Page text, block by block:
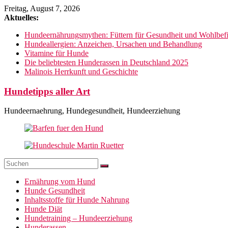
Zum
Inhalt
Freitag, August 7, 2026
Aktuelles:
Hundeernährungsmythen: Füttern für Gesundheit und
Hundeallergien: Anzeichen, Ursachen und Behandlung
Vitamine für Hunde
Die beliebtesten Hunderassen in Deutschland 2025
Malinois Herrkunft und Geschichte
Hundetipps aller Art
Hundeernaehrung, Hundegesundheit, Hundeerziehung
Ernährung vom Hund
Hunde Gesundheit
Inhaltsstoffe für Hunde Nahrung
Hunde Diät
Hundetraining – Hundeerziehung